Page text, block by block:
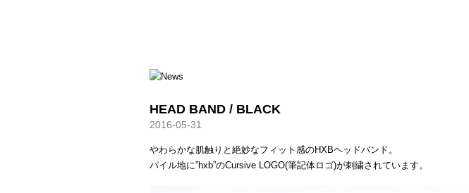
HEAD BAND / BLACK
2016-05-31
やわらかな肌触りと絶妙なフィット感のHXBヘッドバンド。
パイル地に”hxb”のCursive LOGO(筆記体ロゴ)が刺繍されています。